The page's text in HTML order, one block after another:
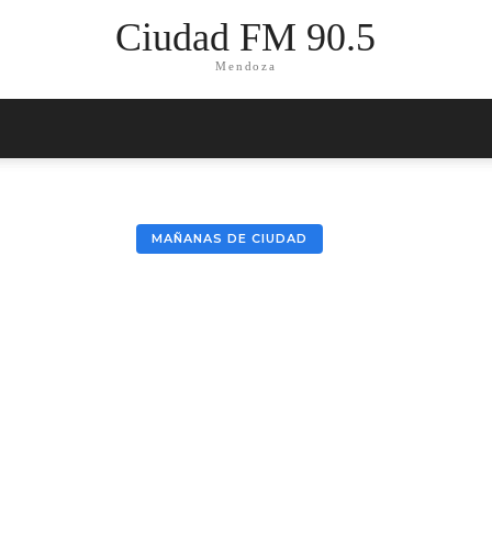
Ciudad FM 90.5
Mendoza
MAÑANAS DE CIUDAD